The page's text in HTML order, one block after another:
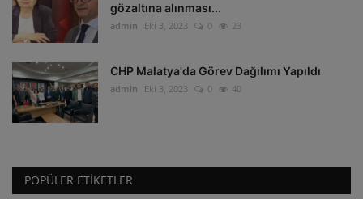
gözaltına alınması...
admin Eki 3, 2023 0 23
CHP Malatya'da Görev Dağılımı Yapıldı
admin Eki 3, 2023 0 40
POPÜLER ETIKETLER